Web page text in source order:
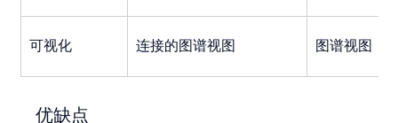
可视化 连接的图谱视图 图谱视图
优缺点